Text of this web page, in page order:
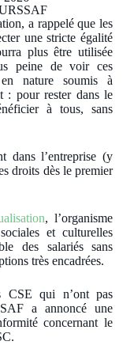
a rappelé que les
une stricte égalité
plus être utilisée
peine de voir ces
nature soumis à
: pour rester dans le
à tous, sans
dans l’entreprise (y
droits dès le premier
, l’organisme
et culturelles
des salariés sans
très encadrées.
CSE qui n’ont pas
a annoncé une
concernant le